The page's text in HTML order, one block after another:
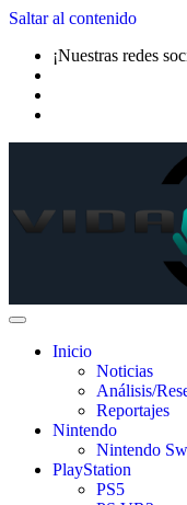
Saltar al contenido
¡Nuestras redes
Inicio
Noticias
Análisis/
Reportajes
Nintendo
Nintendo
PlayStation
PS5